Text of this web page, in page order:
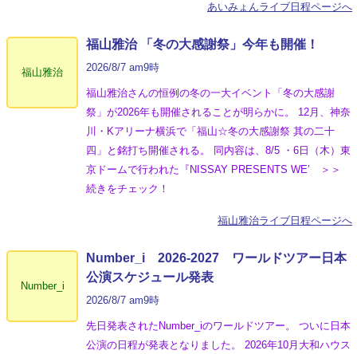
あいみょんライブ日程ページへ
福山雅治
福山雅治 「冬の⼤感謝祭」今年も開催！
2026/8/7 am9時
福山雅治さんの恒例の冬の一大イベント「冬の⼤感謝
祭」が2026年も開催されることが明らかに。 12月、神奈
川・Kアリーナ横浜で「福山☆冬の大感謝祭 其の二十
四」と銘打ち開催される。 同内容は、8/5 ・6日（木）東
京ドームで行われた『NISSAY PRESENTS WE’ ＞＞
続きをチェック！
福山雅治ライブ日程ページへ
Number_i
Number_i 2026‐2027 ワールドツアー日本
公演スケジュール発表
2026/8/7 am9時
先日発表されたNumber_iのワールドツアー。 ついに日本
公演の日程が発表となりました。 2026年10月大和ハウス